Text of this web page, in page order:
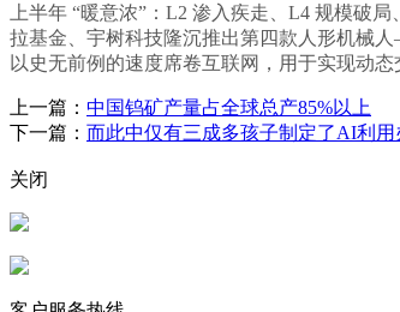
上半年 “暖意浓”：L2 渗入疾走、L4 规模破
拉基金、宇树科技隆沉推出第四款人形机械
以史无前例的速度席卷互联网，用于实现动
上一篇： 中国钨矿产量占全球总产85%以上
下一篇： 而此中仅有三成多孩子制定了AI利用
关闭